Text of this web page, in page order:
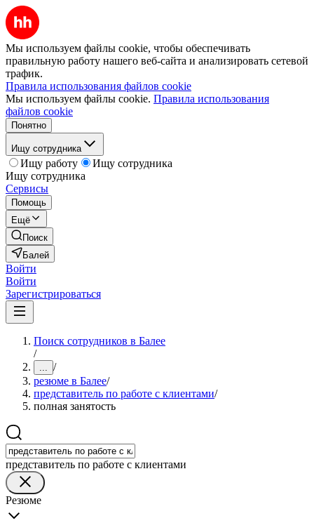
Мы используем файлы cookie, чтобы обеспечивать
правильную работу нашего веб-сайта и анализировать сетевой
трафик.
Правила использования файлов cookie
Мы используем файлы cookie. Правила использования
файлов cookie
Понятно
Ищу сотрудника
Ищу работу
Ищу сотрудника
Ищу сотрудника
Сервисы
Помощь
Ещё
Поиск
Балей
Войти
Войти
Зарегистрироваться
Поиск сотрудников в Балее
/
... /
резюме в Балее/
представитель по работе с клиентами/
полная занятость
представитель по работе с клиентами
Резюме